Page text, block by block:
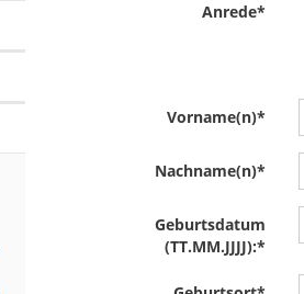
Anrede*
Vorname(n)*
Nachname(n)*
Geburtsdatum
(TT.MM.JJJJ):*